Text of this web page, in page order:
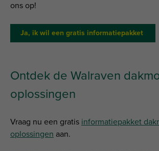
ons op!
Ja, ik wil een gratis informatiepakket
Ontdek de Walraven
oplossingen
Vraag nu een gratis informatiepakket
oplossingen aan.